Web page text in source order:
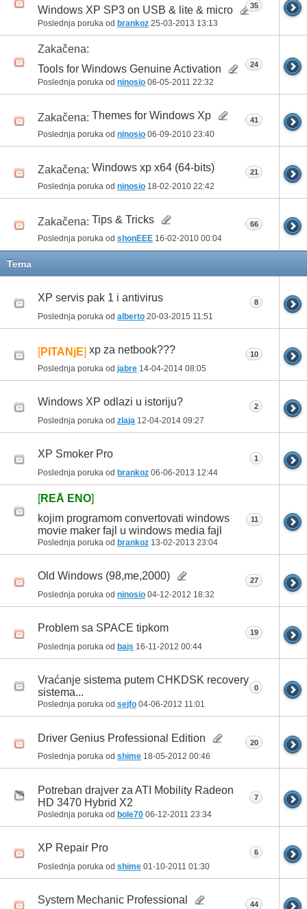
Windows XP SP3 on USB & lite & micro
Poslednja poruka od brankoz 25-03-2013 13:13
35
Zakačena:
Tools for Windows Genuine Activation
Poslednja poruka od ninosio 06-05-2011 22:32
24
Zakačena: Themes for Windows Xp
Poslednja poruka od ninosio 06-09-2010 23:40
41
Zakačena: Windows xp x64 (64-bits)
Poslednja poruka od ninosio 18-02-2010 22:42
21
Zakačena: Tips & Tricks
Poslednja poruka od shonEEE 16-02-2010 00:04
66
Tema
XP servis pak 1 i antivirus
Poslednja poruka od alberto 20-03-2015 11:51
8
[PITANjE] xp za netbook???
Poslednja poruka od jabre 14-04-2014 08:05
10
Windows XP odlazi u istoriju?
Poslednja poruka od zlaja 12-04-2014 09:27
2
XP Smoker Pro
Poslednja poruka od brankoz 06-06-2013 12:44
1
[REÅ ENO]
kojim programom convertovati windows
movie maker fajl u windows media fajl
Poslednja poruka od brankoz 13-02-2013 23:04
11
Old Windows (98,me,2000)
Poslednja poruka od ninosio 04-12-2012 18:32
27
Problem sa SPACE tipkom
Poslednja poruka od bajs 16-11-2012 00:44
19
Vraćanje sistema putem CHKDSK recovery
sistema...
Poslednja poruka od sejfo 04-06-2012 11:01
0
Driver Genius Professional Edition
Poslednja poruka od shime 18-05-2012 00:46
20
Potreban drajver za ATI Mobility Radeon
HD 3470 Hybrid X2
Poslednja poruka od bole70 06-12-2011 23:34
7
XP Repair Pro
Poslednja poruka od shime 01-10-2011 01:30
6
System Mechanic Professional 44